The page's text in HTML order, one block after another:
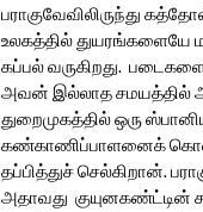
பராகுவேவிலிருந்து
உலகத்தில் துயரங்களையே
கப்பல் வருகிறது.
அவன் இல்லாத சமயத்தில்
துறைமுகத்தில் ஒரு
கண்காணிப்பாளனைக்
தப்பித்துச் செல்கிறான்.
அதாவது குயுனகண்ட்டின்